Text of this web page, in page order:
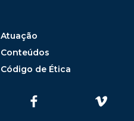
Atuação
Conteúdos
Código de Ética